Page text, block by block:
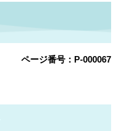
ページ番号：P-000067